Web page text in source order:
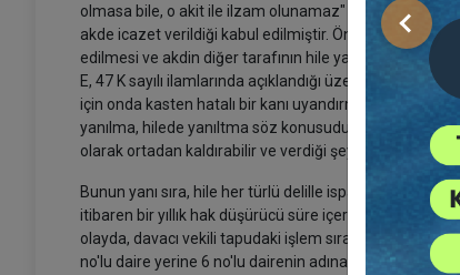
Önceki
olmasa bile, o akit ile ilzam olunamaz" hükmüne yer
akde icazet verildiği kabul edilmiştir. Öncelikle hile
edilmesi ve akdin diğer tarafının hile yaptığının
E, 47 K sayılı ilamlarında açıklandığı üzere; hile,
için onda kasten hatalı bir kanı uyandırmak veya
yanılma, hilede yanıltma söz konusudur. Hile
olarak ortadan kaldırabilir ve verdiği şeyi geri isteyebilir.
Bunun yanı sıra, hile her türlü delille ispat
itibaren bir yıllık hak düşürücü süre içerisinde karşı
olayda, davacı vekili tapudaki işlem sırasında
no'lu daire yerine 6 no'lu dairenin adına tescilinin